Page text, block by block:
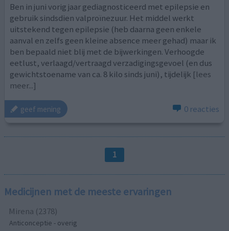
Ben in juni vorig jaar gediagnosticeerd met epilepsie en
gebruik sindsdien valproïnezuur. Het middel werkt
uitstekend tegen epilepsie (heb daarna geen enkele
aanval en zelfs geen kleine absence meer gehad) maar ik
ben bepaald niet blij met de bijwerkingen. Verhoogde
eetlust, verlaagd/vertraagd verzadigingsgevoel (en dus
gewichtstoename van ca. 8 kilo sinds juni), tijdelijk [lees
meer...]
geef mening 0 reacties
1
Medicijnen met de meeste ervaringen
Mirena (2378)
Anticonceptie - overig